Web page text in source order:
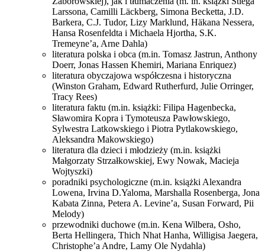
Larssona, Camilli Läckberg, Simona Becketta, J.D.
Barkera, C.J. Tudor, Lizy Marklund, Häkana Nessera,
Hansa Rosenfeldta i Michaela Hjortha, S.K.
Tremeyne’a, Arne Dahla)
literatura polska i obca (m.in. Tomasz Jastrun, Anthony
Doerr, Jonas Hassen Khemiri, Mariana Enriquez)
literatura obyczajowa współczesna i historyczna
(Winston Graham, Edward Rutherfurd, Julie Orringer,
Tracy Rees)
literatura faktu (m.in. książki: Filipa Hagenbecka,
Sławomira Kopra i Tymoteusza Pawłowskiego,
Sylwestra Latkowskiego i Piotra Pytlakowskiego,
Aleksandra Makowskiego)
literatura dla dzieci i młodzieży (m.in. książki
Małgorzaty Strzałkowskiej, Ewy Nowak, Macieja
Wojtyszki)
poradniki psychologiczne (m.in. książki Alexandra
Lowena, Irvina D.Yaloma, Marshalla Rosenberga, Jona
Kabata Zinna, Petera A. Levine’a, Susan Forward, Pii
Melody)
przewodniki duchowe (m.in. Kena Wilbera, Osho,
Berta Hellingera, Thich Nhat Hanha, Willigisa Jaegera,
Christophe’a Andre, Lamy Ole Nydahla)